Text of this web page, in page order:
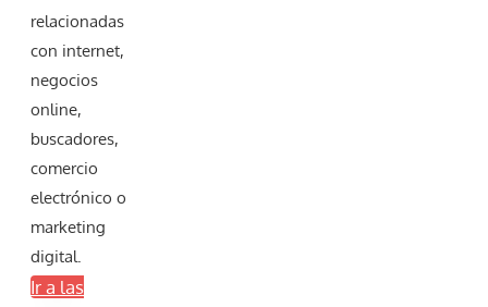
relacionadas
con internet,
negocios
online,
buscadores,
comercio
electrónico o
marketing
digital.
Ir a las